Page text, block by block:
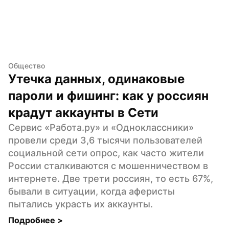
Общество
Утечка данных, одинаковые
пароли и фишинг: как у россиян
крадут аккаунты в Сети
Сервис «Работа.ру» и «Одноклассники»
провели среди 3,6 тысячи пользователей
социальной сети опрос, как часто жители
России сталкиваются с мошенничеством в
интернете. Две трети россиян, то есть 67%,
бывали в ситуации, когда аферисты
пытались украсть их аккаунты.
Подробнее >